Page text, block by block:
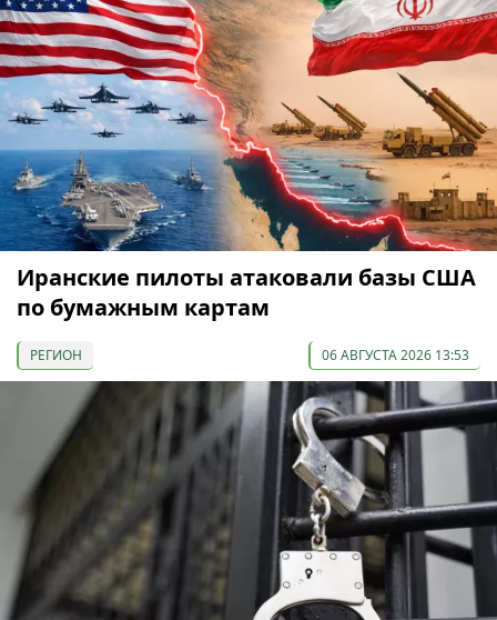
Иранские пилоты атаковали базы США
по бумажным картам
РЕГИОН 06 АВГУСТА 2026 13:53